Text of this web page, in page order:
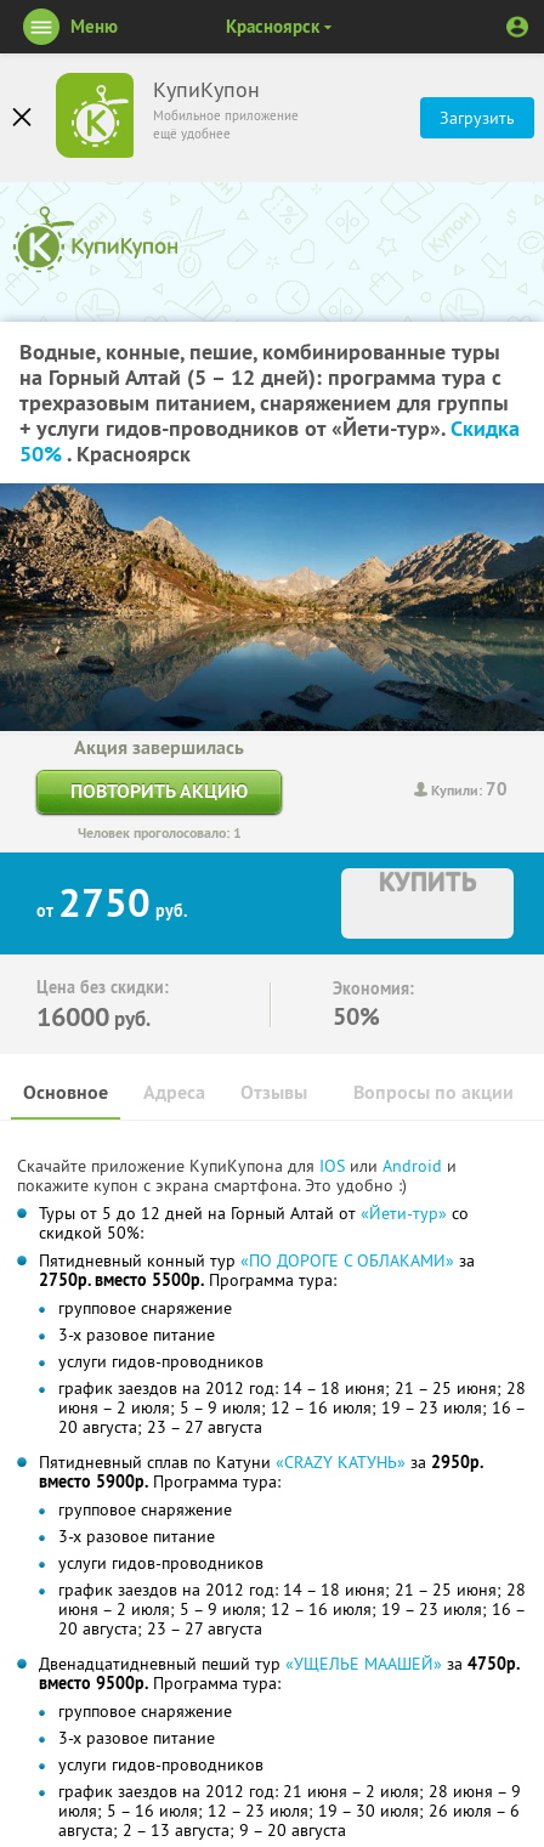
КупиКупон
Мобильное приложение
ещё удобнее
Загрузить
Меню Красноярск
Водные, конные, пешие, комбинированные туры
на Горный Алтай (5 – 12 дней): программа тура с
трехразовым питанием, снаряжением для группы
+ услуги гидов-проводников от «Йети-тур».Скидка
50%. Красноярск
Купили: 70
Акция завершилась
ПОВТОРИТЬ АКЦИЮ
Человек проголосовало: 1
от 2750 руб.
КУПИТЬ
Цена без скидки:
16000 руб.
Экономия:
50%
Основное Отзывы Вопросы по акции
Адреса
Скачайте приложение КупиКупона для IOS или Android и
покажите купон с экрана смартфона. Это удобно :)
Туры от 5 до 12 дней на Горный Алтай от «Йети-тур» со
скидкой 50%:
Пятидневный конный тур «ПО ДОРОГЕ С ОБЛАКАМИ» за
2750р. вместо 5500р. Программа тура:
групповое снаряжение
3-х разовое питание
услуги гидов-проводников
график заездов на 2012 год: 14 – 18 июня; 21 – 25 июня; 28
июня – 2 июля; 5 – 9 июля; 12 – 16 июля; 19 – 23 июля; 16 –
20 августа; 23 – 27 августа
Пятидневный сплав по Катуни «CRAZY КАТУНЬ» за 2950р.
вместо 5900р. Программа тура:
групповое снаряжение
3-х разовое питание
услуги гидов-проводников
график заездов на 2012 год: 14 – 18 июня; 21 – 25 июня; 28
июня – 2 июля; 5 – 9 июля; 12 – 16 июля; 19 – 23 июля; 16 –
20 августа; 23 – 27 августа
Двенадцатидневный пеший тур «УЩЕЛЬЕ МААШЕЙ» за 4750р.
вместо 9500р. Программа тура:
групповое снаряжение
3-х разовое питание
услуги гидов-проводников
график заездов на 2012 год: 21 июня – 2 июля; 28 июня – 9
июля; 5 – 16 июля; 12 – 23 июля; 19 – 30 июля; 26 июля – 6
августа; 2 – 13 августа; 9 – 20 августа